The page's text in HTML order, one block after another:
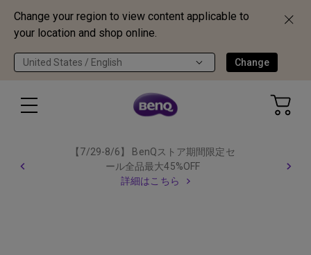
Change your region to view content applicable to
your location and shop online.
United States / English Change
【7/29-8/6】 BenQストア期間限定セ
ール全品最大45%OFF
詳細はこちら